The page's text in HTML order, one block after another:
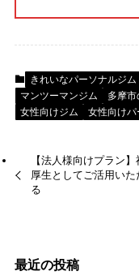
きれいなパーソナルジム
マンツーマンジム
多摩市
女性向けジム
女性向けパ
【法人様向けプラン】
厚生としてご活用いた
る
最近の投稿